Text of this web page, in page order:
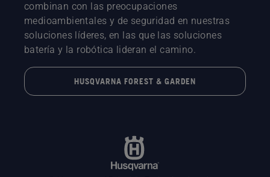
combinan con las preocupaciones
medioambientales y de seguridad en nuestras
soluciones líderes, en las que las soluciones
batería y la robótica lideran el camino.
HUSQVARNA FOREST & GARDEN